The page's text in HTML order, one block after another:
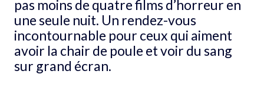
pas moins de quatre films d’horreur en
une seule nuit. Un rendez-vous
incontournable pour ceux qui aiment
avoir la chair de poule et voir du sang
sur grand écran.